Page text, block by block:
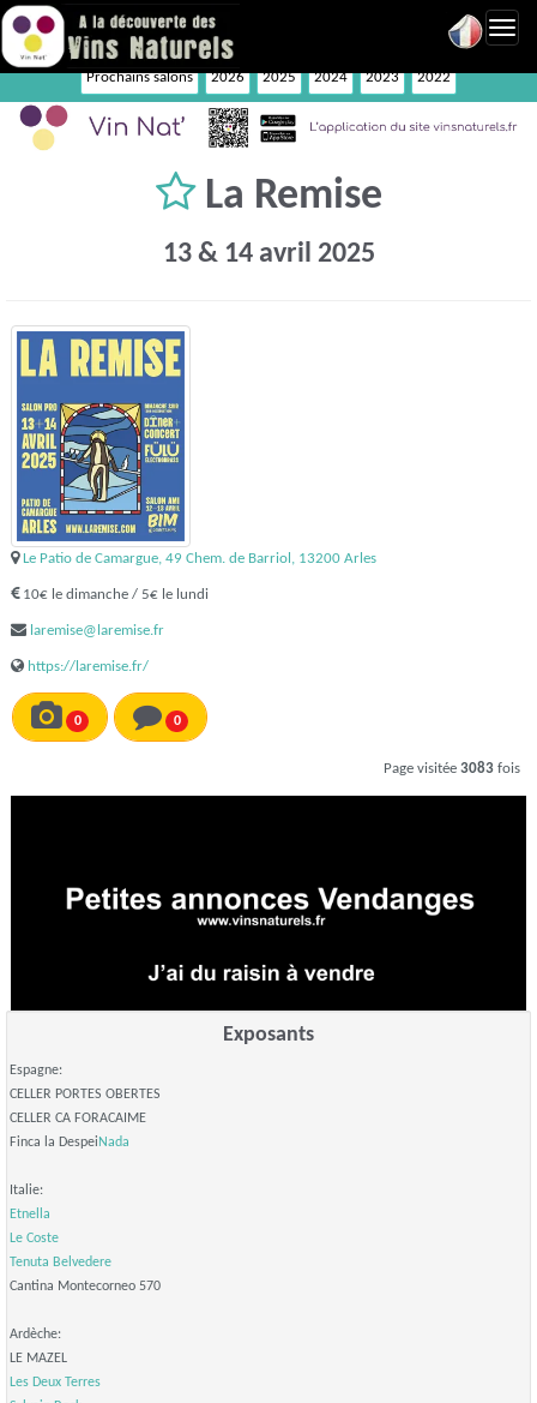
Prochains salons 2026 2025 2024 2023 2022
La Remise
13 & 14 avril 2025
Le Patio de Camargue, 49 Chem. de Barriol, 13200 Arles
10€ le dimanche / 5€ le lundi
laremise@laremise.fr
https://laremise.fr/
0 0
Page visitée 3083 fois
Exposants
Espagne:
CELLER PORTES OBERTES
CELLER CA FORACAIME
Finca la DespeiNada
Italie:
Etnella
Le Coste
Tenuta Belvedere
Cantina Montecorneo 570
Ardèche:
LE MAZEL
Les Deux Terres